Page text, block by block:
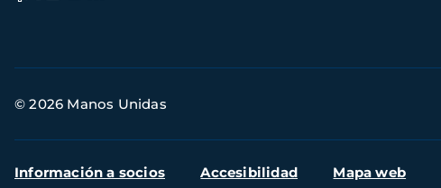
de
© 2026 Manos Unidas
Menú
Información a socios Accesibilidad Mapa web